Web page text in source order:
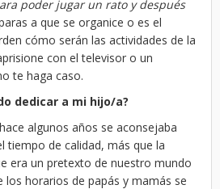
poder jugar un rato y después
a que se organice o es el
cómo serán las actividades de la
con el televisor o un
te haga caso.
dedicar a mi hijo/a?
algunos años se aconsejaba
tiempo de calidad, más que la
era un pretexto de nuestro mundo
los horarios de papás y mamás se